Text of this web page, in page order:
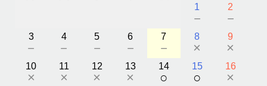
1
－
2
－
3
－
4
－
5
－
6
－
7
－
8
×
9
×
10
×
11
×
12
×
13
×
14
○
15
○
16
×